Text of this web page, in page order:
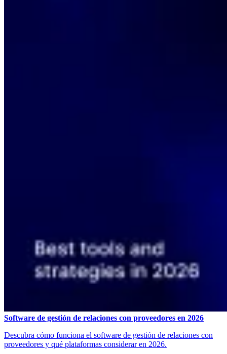
Software de gestión de relaciones con proveedores en 2026
Descubra cómo funciona el software de gestión de relaciones con
proveedores y qué plataformas considerar en 2026.